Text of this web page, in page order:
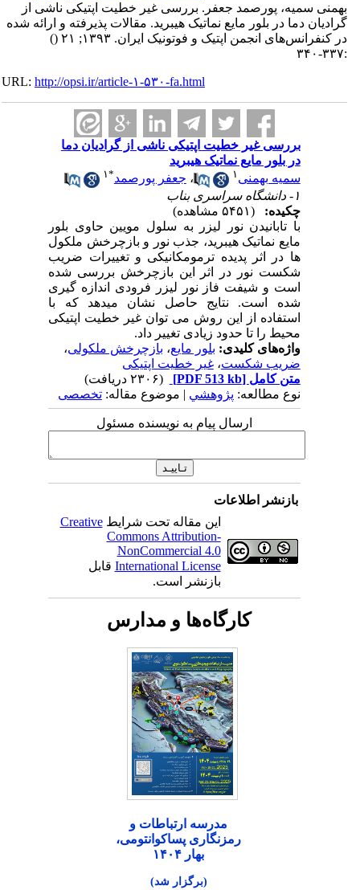
بهمنی سمیه، پورصمد جعفر. بررسی غیر خطیت اپتیکی ناشی از
گرادیان دما در بلور مایع نماتیک هیبرید. مقالات پذیرفته و ارائه شده
در کنفرانس‌های انجمن اپتیک و فوتونیک ایران. ۱۳۹۳; ۲۱
()
URL:http://opsi.ir/article-۱-۵۳۰-fa.html
بررسی غیر خطیت اپتیکی ناشی از گرادیان دما
در بلور مایع نماتیک هیبرید
سمیه بهمنی
،جعفر پورصمد *۱
چکیده:
با تابانیدن نور لیزر به سلول مویین حاوی بلور
مایع نماتیک هیبرید، جذب نور و بازچرخش ملکول
ها در اثر پدیده ترمومکانیکی و تغییرات ضریب
شکست نور در اثر این بازچرخش بررسی شده
است و شیفت فاز نور لیزر فرودی اندازه گیری
شده است. نتایج حاصل نشان میدهد که با
استفاده از این روش می توان غیر خطیت اپتیکی
محیط را تا حدود زیادی تغییر داد.
واژه‌های کلیدی:بلور مایع،بازچرخش ملکولی،
ضریب شکست،غیر خطیت اپتیکی
متن کامل[PDF 513 kb]
نوع مطالعه:پژوهشي| موضوع مقاله:تخصصی
ارسال پیام به نویسنده مسئول
بازنشر اطلاعات
این مقاله تحت شرایطCreative
Commons Attribution-
NonCommercial 4.0
International Licenseقابل
بازنشر است.
کارگاه‌ها و مدارس
مدرسه ارتباطات و
رمزنگاری پساکوانتومی،
بهار ۱۴۰۴
(برگزار شد)